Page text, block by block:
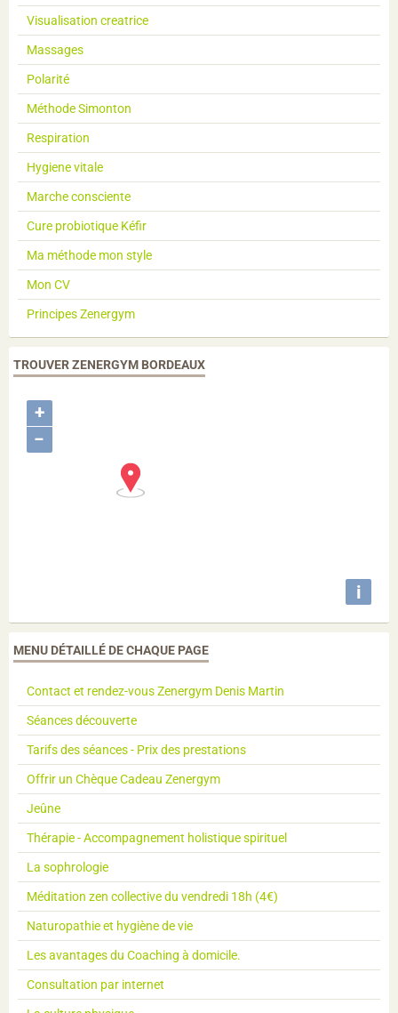
Visualisation creatrice
Massages
Polarité
Méthode Simonton
Respiration
Hygiene vitale
Marche consciente
Cure probiotique Kéfir
Ma méthode mon style
Mon CV
Principes Zenergym
TROUVER ZENERGYM BORDEAUX
+
−
i
MENU DÉTAILLÉ DE CHAQUE PAGE
Contact et rendez-vous Zenergym Denis Martin
Séances découverte
Tarifs des séances - Prix des prestations
Offrir un Chèque Cadeau Zenergym
Jeûne
Thérapie - Accompagnement holistique spirituel
La sophrologie
Méditation zen collective du vendredi 18h (4€)
Naturopathie et hygiène de vie
Les avantages du Coaching à domicile.
Consultation par internet